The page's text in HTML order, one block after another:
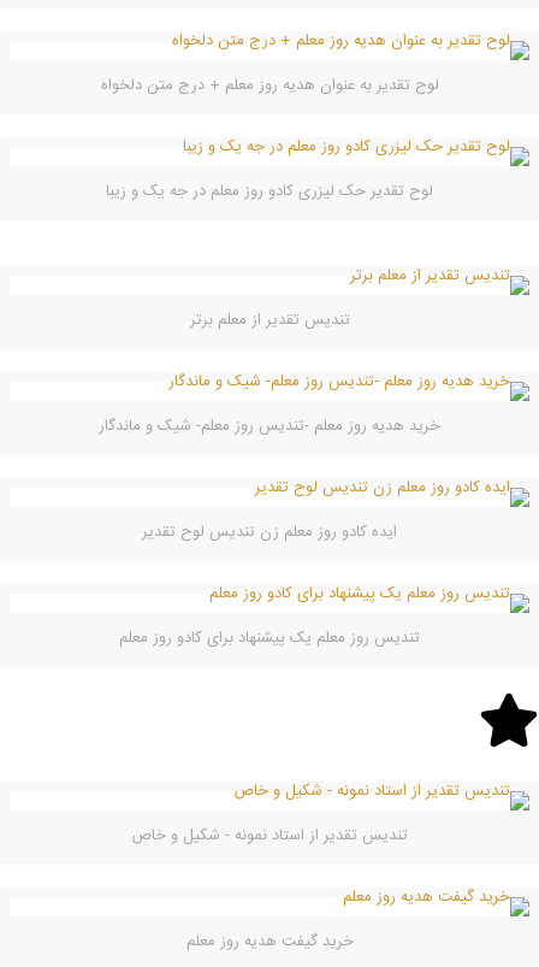
لوح تقدیر به عنوان هدیه روز معلم + درج متن دلخواه
لوح تقدیر حک لیزری کادو روز معلم در جه یک و زیبا
تندیس تقدیر از معلم برتر
خرید هدیه روز معلم -تندیس روز معلم- شیک و ماندگار
ایده کادو روز معلم زن تندیس لوح تقدیر
تندیس روز معلم یک پیشنهاد برای کادو روز معلم
تندیس تقدیر از استاد نمونه - شکیل و خاص
خرید گیفت هدیه روز معلم